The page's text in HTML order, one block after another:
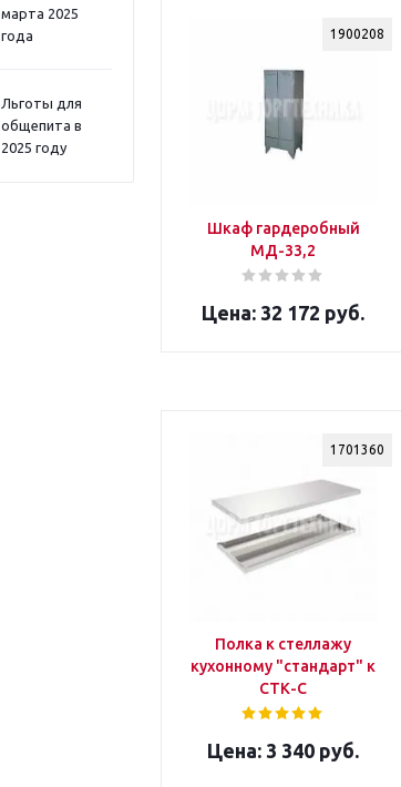
марта 2025
года
Льготы для
общепита в
2025 году
1900208
Шкаф гардеробный
МД-33,2
32 172 руб.
1701360
Полка к стеллажу
кухонному "стандарт" к
СТК-С
3 340 руб.